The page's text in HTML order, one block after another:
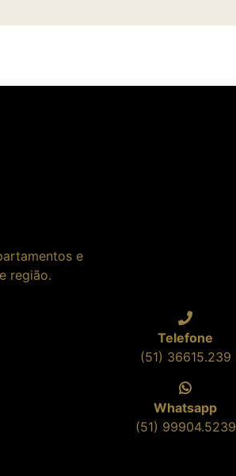
e
região.
Telefone
(51) 36615.239
Whatsapp
(51) 99904.5239